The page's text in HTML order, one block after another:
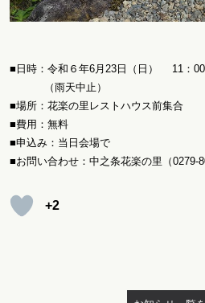
■日時：令和６年6月23日（日） 11：
（雨天中止）
■場所：花楽の里レストハウス前集合
■費用：無料
■申込み：当日会場で
■お問い合わせ：中之条花楽の里（0279-
+2